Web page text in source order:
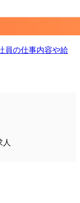
員の仕事内容や給